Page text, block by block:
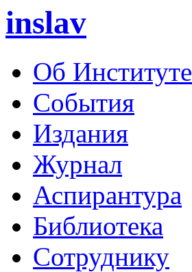
inslav
Об Институте
События
Издания
Журнал
Аспирантура
Библиотека
Сотруднику